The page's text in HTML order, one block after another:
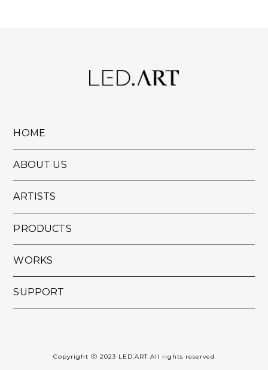
HOME
ABOUT US
ARTISTS
PRODUCTS
WORKS
SUPPORT
Copyright ⓒ 2023 LED.ART All rights reserved